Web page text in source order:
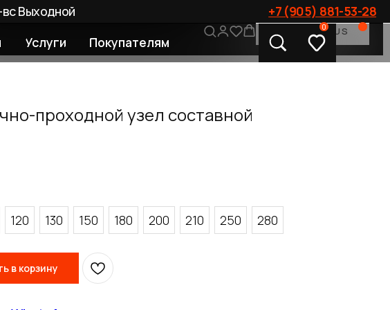
Покупателям
0
+7 (905) 881-53-28
CONTACT US
проходной узел составной
120 130 150 180 200 210 250 280
в корзину